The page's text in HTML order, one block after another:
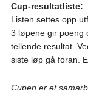
Cup-resultatliste:
Listen settes opp
3 løpene gir poeng
tellende resultat.
siste løp gå foran.
Cupen er et